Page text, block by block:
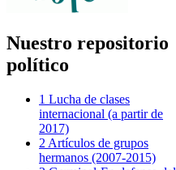
Nuestro repositorio
político
1 Lucha de clases
internacional (a partir de
2017)
2 Artículos de grupos
hermanos (2007-2015)